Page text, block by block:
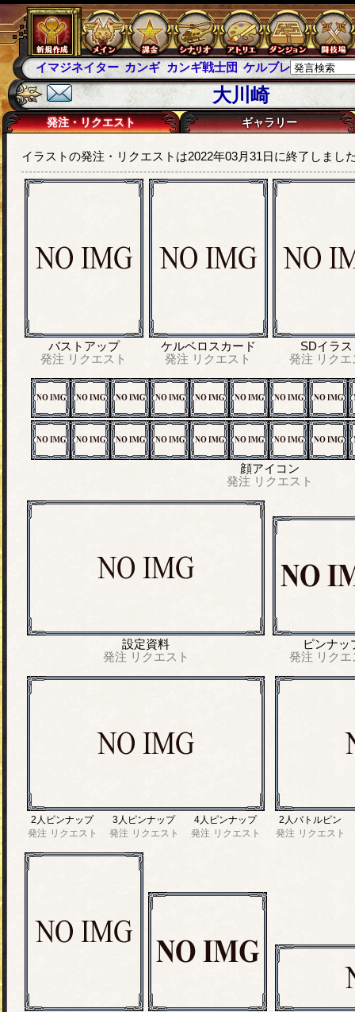
イマジネイター カンギ カンギ戦士団 ケルブレ ケルベロ
大川崎
発注・リクエスト ギャラリー
イラストの発注・リクエストは2022年03月31日に終了しまし
バストアップ
発注 リクエスト
ケルベロスカード
発注 リクエスト
SDイラス
発注 リク
顔アイコン
発注 リクエスト
設定資料
発注 リクエスト
ピンナッ
発注 リク
2人ピンナップ
発注 リクエスト
3人ピンナップ
発注 リクエスト
4人ピンナップ
発注 リクエスト
2人バトルピン
発注 リクエスト